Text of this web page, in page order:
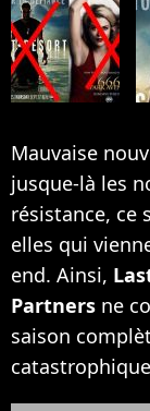
Mauvaise
jusque-là les
résistance, ce
elles qui
end. Ainsi,
Partners ne
saison